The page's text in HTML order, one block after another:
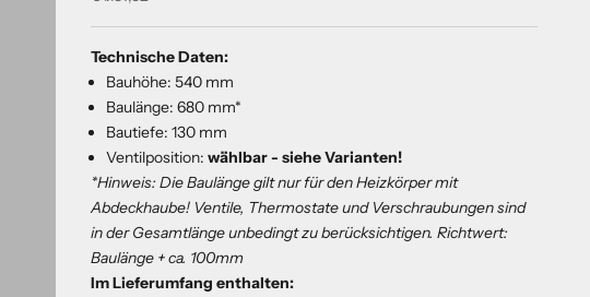
Technische Daten:
Bauhöhe: 540 mm
Baulänge: 680 mm*
Bautiefe: 130 mm
Ventilposition: wählbar - siehe Varianten!
*Hinweis: Die Baulänge gilt nur für den Heizkörper mit
Abdeckhaube! Ventile, Thermostate und Verschraubungen sind
in der Gesamtlänge unbedingt zu berücksichtigen. Richtwert:
Baulänge + ca. 100mm
Im Lieferumfang enthalten: